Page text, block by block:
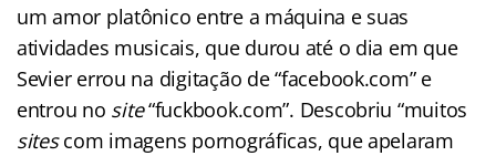
um amor platônico entre a máquina e suas
atividades musicais, que durou até o dia em que
Sevier errou na digitação de “facebook.com” e
entrou no site“fuckbook.com”. Descobriu “muitos
sitescom imagens pornográficas, que apelaram